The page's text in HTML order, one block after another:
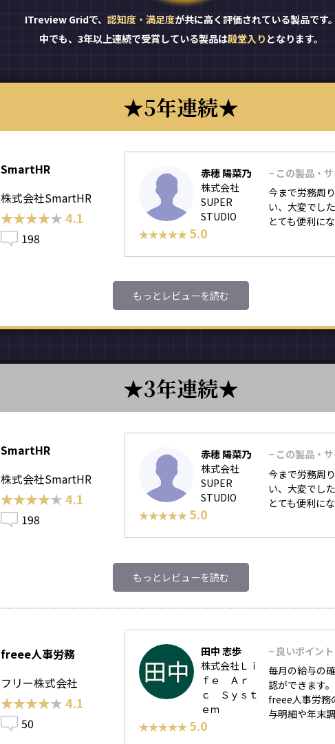
ITreview Gridで、 認知度・満足度が共に高く評価されている製品です
中でも、3年以上連続で受賞している製品は殿堂入り となります。
5年連続
SmartHR
株式会社SmartHR
★★★★★
★★★★★ 4.1
198
赤穂 陽菜乃
株式会社
SUPER
STUDIO
★★★★★
★★★★★ 5.0
− この製品・
今まで労務周
い、大変でし
とても便利に
もっとレビューを読む
3年連続
SmartHR
株式会社SmartHR
★★★★★
★★★★★ 4.1
198
赤穂 陽菜乃
株式会社
SUPER
STUDIO
★★★★★
★★★★★ 5.0
− この製品・
今まで労務周
い、大変でし
とても便利に
もっとレビューを読む
freee人事労務
フリー株式会社
★★★★★
★★★★★ 4.1
50
田中 志歩
株式会社Ｌｉ
ｆｅ Ａｒ
ｃ Ｓｙｓｔ
ｅｍ
★★★★★
★★★★★ 5.0
− 良いポイント
毎月の給与の
認ができます
freee人事労務
与明細や年末